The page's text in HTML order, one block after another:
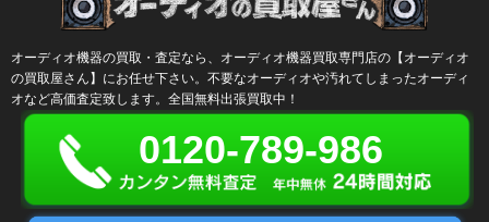
オーディオ機器の買取・査定なら、オーディオ機器買取専門店の【オーディオ
の買取屋さん】にお任せ下さい。不要なオーディオや汚れてしまったオーディ
オなど高価査定致します。全国無料出張買取中！
0120-789-986